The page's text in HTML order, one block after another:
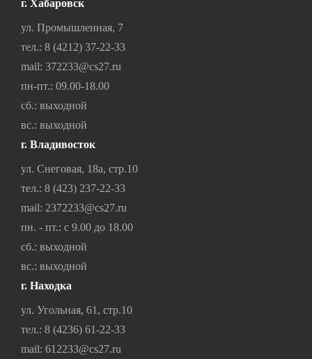
г. Хабаровск
ул. Промышленная, 7
тел.: 8 (4212) 37-22-33
mail: 372233@cs27.ru
пн-пт.: 09.00-18.00
сб.: выходной
вс.: выходной
г. Владивосток
ул. Снеговая, 18а, стр.10
тел.: 8 (423) 237-22-33
mail: 2372233@cs27.ru
пн. - пт.: с 9.00 до 18.00
сб.: выходной
вс.: выходной
г. Находка
ул. Угольная, 61, стр.10
тел.: 8 (4236) 61-22-33
mail: 612233@cs27.ru